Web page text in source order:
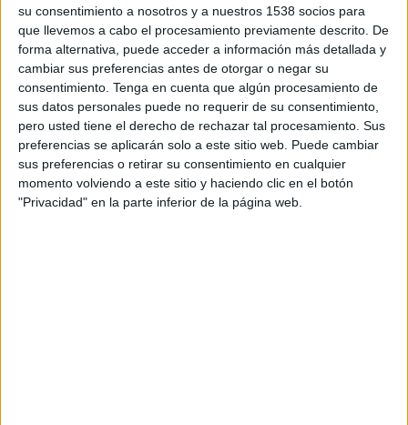
su consentimiento a nosotros y a nuestros 1538 socios para
que llevemos a cabo el procesamiento previamente descrito. De
forma alternativa, puede acceder a información más detallada y
cambiar sus preferencias antes de otorgar o negar su
consentimiento. Tenga en cuenta que algún procesamiento de
sus datos personales puede no requerir de su consentimiento,
pero usted tiene el derecho de rechazar tal procesamiento. Sus
preferencias se aplicarán solo a este sitio web. Puede cambiar
sus preferencias o retirar su consentimiento en cualquier
momento volviendo a este sitio y haciendo clic en el botón
"Privacidad" en la parte inferior de la página web.
Construccions Rubau continua estenent presència als
mercats sud-americans. L'empresa gironina, amb seu al barri
del Pont Major, ha lligat una nova obra a Mèxic. De fet,
aquest va ser el primer país ...